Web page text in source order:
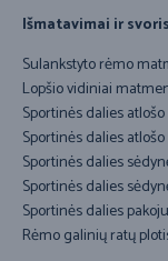
Išmatavimai ir
Sulankstyto rėmo
Lopšio vidiniai
Sportinės dalies
Sportinės dalies
Sportinės dalies
Sportinės dalies
Sportinės dalies
Rėmo galinių ratų